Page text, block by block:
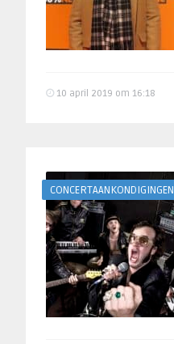
10 april 2019 om 16:18
CONCERTAANKONDIGINGEN